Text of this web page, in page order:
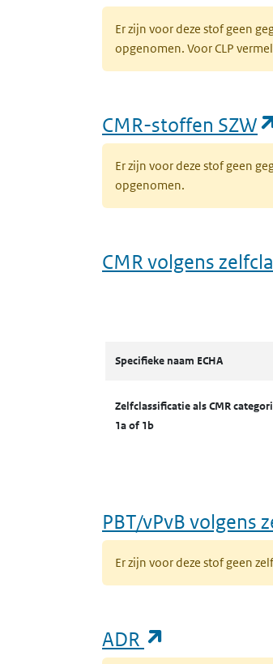
Er zijn voor deze stof geen
opgenomen. Voor CLP
CMR-stoffen SZW
Er zijn voor deze stof geen
opgenomen.
CMR volgens
Specifieke naam ECHA
Zelfclassificatie als CMR
1a of 1b
PBT/vPvB volgens
Er zijn voor deze stof geen
ADR